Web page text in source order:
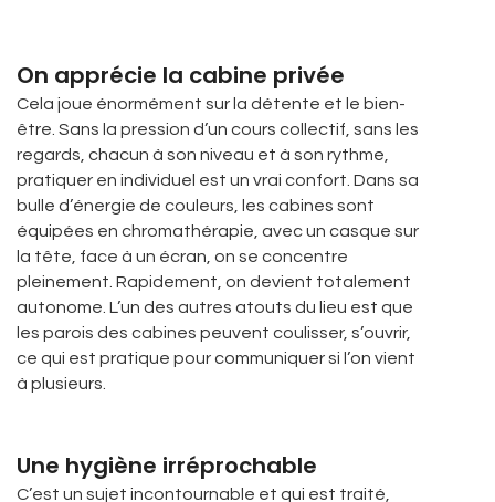
On apprécie la cabine privée
Cela joue énormément sur la détente et le bien-
être. Sans la pression d’un cours collectif, sans les
regards, chacun à son niveau et à son rythme,
pratiquer en individuel est un vrai confort. Dans sa
bulle d’énergie de couleurs, les cabines sont
équipées en chromathérapie, avec un casque sur
la tête, face à un écran, on se concentre
pleinement. Rapidement, on devient totalement
autonome. L’un des autres atouts du lieu est que
les parois des cabines peuvent coulisser, s’ouvrir,
ce qui est pratique pour communiquer si l’on vient
à plusieurs.
Une hygiène irréprochable
C’est un sujet incontournable et qui est traité,